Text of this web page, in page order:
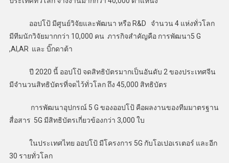
ออปโป้ มีศูนย์วิจัยและพัฒนา หรือ R&D จำนวน 4 แห่งทั่วโลก
มีทีมนักวิจัยมากกว่า 10,000 คน ภารกิจสำคัญคือ การพัฒนา5 G
,AI,AR และ บิ๊กดาต้า
ปี 2020 นี้ ออปโป้ จดสิทธิบัตรมากเป็นอันดับ 2 ของประเทศจีน
มีจำนวนสิทธิบัตรที่จดไว้ทั่วโลก ถึง 45,000 สิทธิบัตร
การพัฒนาอุปกรณ์ 5 G ของออปโป้ คือผลงานของทีมมาตรฐาน
สื่อสาร 5G มีสิทธิบัตรเกี่ยวข้องกว่า 3,000 ใบ
ในประเทศไทย ออปโป้ มีโครงการ 5G กับโอเปอเรเตอร์ และอีก
30 รายทั่วโลก